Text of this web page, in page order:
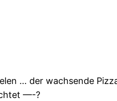
… der wachsende
—-?